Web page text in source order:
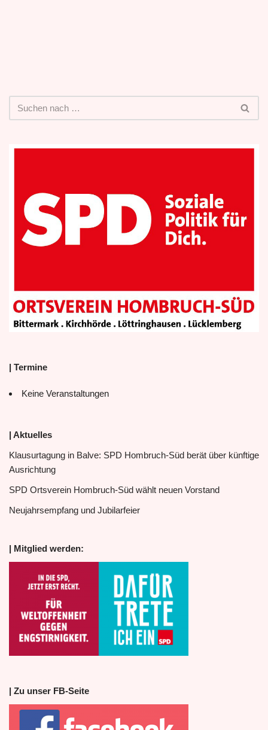
| Termine
Keine Veranstaltungen
| Aktuelles
Klausurtagung in Balve: SPD Hombruch-Süd berät über künftige
Ausrichtung
SPD Ortsverein Hombruch-Süd wählt neuen Vorstand
Neujahrsempfang und Jubilarfeier
| Mitglied werden:
| Zu unser FB-Seite